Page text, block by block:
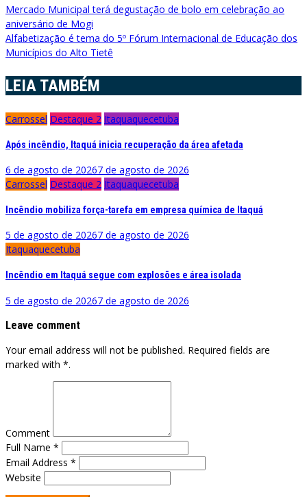
Navegação
de
Post
Mercado Municipal terá degustação de bolo em celebração ao
aniversário de Mogi
Alfabetização é tema do 5º Fórum Internacional de Educação dos
Municípios do Alto Tietê
LEIA TAMBÉM
Carrossel Destaque 2 Itaquaquecetuba
Após incêndio, Itaquá inicia recuperação da área afetada
6 de agosto de 20267 de agosto de 2026
Carrossel Destaque 2 Itaquaquecetuba
Incêndio mobiliza força-tarefa em empresa química de Itaquá
5 de agosto de 20267 de agosto de 2026
Itaquaquecetuba
Incêndio em Itaquá segue com explosões e área isolada
5 de agosto de 20267 de agosto de 2026
Leave comment
Your email address will not be published. Required fields are
marked with *.
Comment
Full Name *
Email Address *
Website